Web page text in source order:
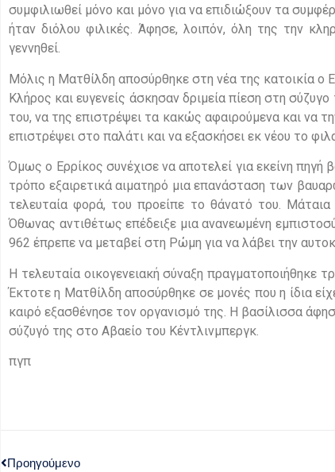
συμφιλιωθεί μόνο και μόνο για να επιδιώξουν τα
ήταν διόλου φιλικές. Άφησε, λοιπόν, όλη της την
γεννηθεί.
Μόλις η Ματθίλδη αποσύρθηκε στη νέα της κατοικία
Κλήρος και ευγενείς άσκησαν δριμεία πίεση στη
του, να της επιστρέψει τα κακώς αφαιρούμενα και να
επιστρέψει στο παλάτι και να εξασκήσει εκ νέου το
Όμως ο Ερρίκος συνέχισε να αποτελεί για εκείνη
τρόπο εξαιρετικά αιματηρό μια επανάσταση των
τελευταία φορά, του προείπε το θάνατό του.
Όθωνας αντιθέτως επέδειξε μια ανανεωμένη
962 έπρεπε να μεταβεί στη Ρώμη για να λάβει την
Η τελευταία οικογενειακή σύναξη πραγματοποιήθηκε
Έκτοτε η Ματθίλδη αποσύρθηκε σε μονές που η ίδια
καιρό εξασθένησε τον οργανισμό της. Η βασίλισσα
σύζυγό της στο Αβαείο του Κέντλινμπεργκ.
πγπ
Προηγούμενο